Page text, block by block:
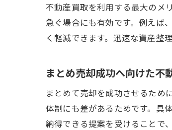
不動産買取を利用する最大のメ
急ぐ場合にも有効です。例えば
く軽減できます。迅速な資産整
まとめ売却成功へ向けた不
まとめて売却を成功させるため
体制にも差があるためです。具
納得できる提案を受けることで